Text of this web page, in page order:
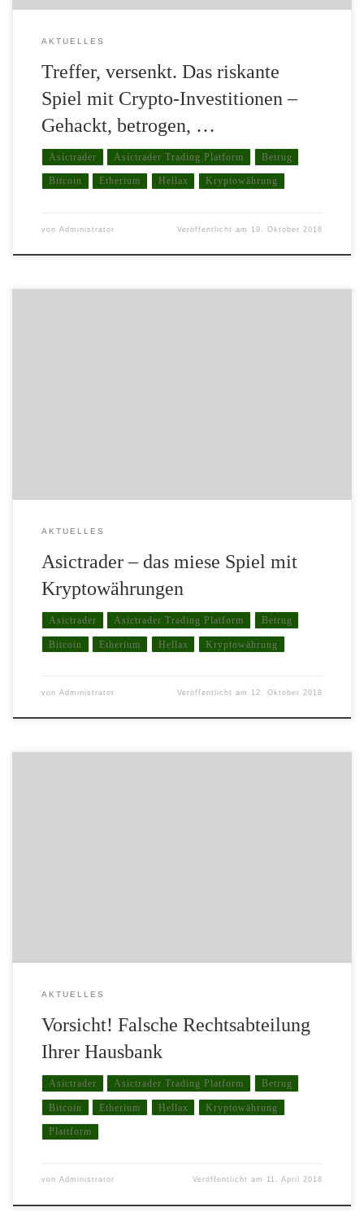
AKTUELLES
Treffer, versenkt. Das riskante
Spiel mit Crypto-Investitionen –
Gehackt, betrogen, …
Asictrader Asictrader Trading Platform Betrug
Bitcoin Etherium Hellax Kryptowährung
von Administrator Veröffentlicht am 19. Oktober 2018
AKTUELLES
Asictrader – das miese Spiel mit
Kryptowährungen
Asictrader Asictrader Trading Platform Betrug
Bitcoin Etherium Hellax Kryptowährung
von Administrator Veröffentlicht am 12. Oktober 2018
AKTUELLES
Vorsicht! Falsche Rechtsabteilung
Ihrer Hausbank
Asictrader Asictrader Trading Platform Betrug
Bitcoin Etherium Hellax Kryptowährung
Plattform
von Administrator Veröffentlicht am 11. April 2018